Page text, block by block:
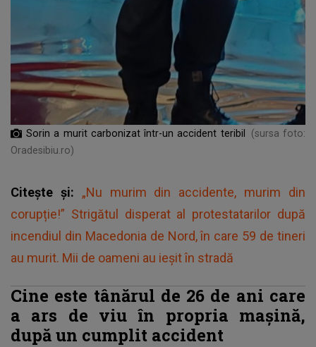
Sorin a murit carbonizat într-un accident teribil
(sursa foto:
Oradesibiu.ro)
Citește și: „Nu murim din accidente, murim din
corupție!” Strigătul disperat al protestatarilor după
incendiul din Macedonia de Nord, în care 59 de tineri
au murit. Mii de oameni au ieșit în stradă
Cine este tânărul de 26 de ani care
a ars de viu în propria mașină,
după un cumplit accident